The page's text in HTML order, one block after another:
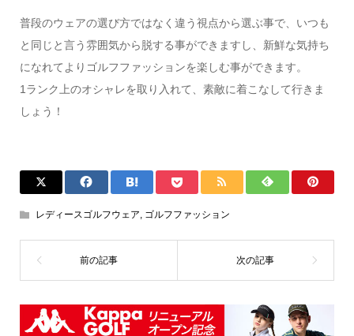
普段のウェアの選び方ではなく違う視点から選ぶ事で、いつも
と同じと言う雰囲気から脱する事ができますし、新鮮な気持ち
になれてよりゴルフファッションを楽しむ事ができます。
1ランク上のオシャレを取り入れて、素敵に着こなして行きま
しょう！
レディースゴルフウェア ゴルフファッション